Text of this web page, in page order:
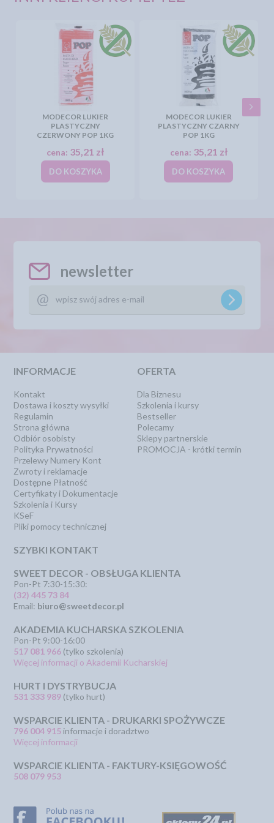
MODECOR LUKIER
PLASTYCZNY
CZERWONY POP 1KG
cena: 35,21 zł
DO KOSZYKA
MODECOR LUKIER
PLASTYCZNY CZARNY
POP 1KG
cena: 35,21 zł
DO KOSZYKA
newsletter
INFORMACJE
Kontakt
Dostawa i koszty wysyłki
Regulamin
Strona główna
Odbiór osobisty
Polityka Prywatności
Przelewy Numery Kont
Zwroty i reklamacje
Dostępne Płatność
Certyfikaty i Dokumentacje
Szkolenia i Kursy
KSeF
Pliki pomocy technicznej
OFERTA
Dla Biznesu
Szkolenia i kursy
Bestseller
Polecamy
Sklepy partnerskie
PROMOCJA - krótki termin
SZYBKI KONTAKT
SWEET DECOR - OBSŁUGA KLIENTA
Pon-Pt 7:30-15:30:
(32) 445 73 84
Email: biuro@sweetdecor.pl
AKADEMIA KUCHARSKA SZKOLENIA
Pon-Pt 9:00-16:00
517 081 966 (tylko szkolenia)
Więcej informacji o Akademii Kucharskiej
HURT I DYSTRYBUCJA
531 333 989 (tylko hurt)
WSPARCIE KLIENTA - DRUKARKI SPOŻYWCZE
796 004 915 informacje i doradztwo
Więcej informacji
WSPARCIE KLIENTA - FAKTURY-KSIĘGOWOŚĆ
508 079 953